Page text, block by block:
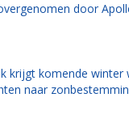
door
krijgt komende winter
naar